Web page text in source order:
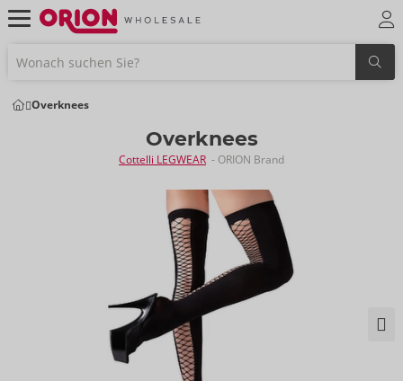
Overknees
Overknees
Cottelli LEGWEAR - ORION Brand